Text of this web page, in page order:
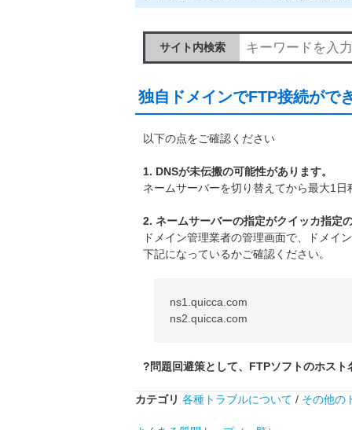
サイト内検索
独自ドメインでFTP接続がで
以下の点をご確認ください
1. DNSが未伝搬の可能性があります。
ネームサーバーを切り替えてから最大1日
2. ネームサーバーの指定がクイッカ指定
ドメイン管理業者の管理画面で、ドメイ
下記になっているかご確認ください。
ns1.quicca.com
ns2.quicca.com
?問題回避策として、FTPソフトのホスト
カテゴリ 各種トラブルについて / その他の